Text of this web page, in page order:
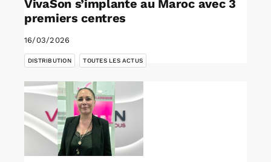
VivaSon s’implante au Maroc avec 3
premiers centres
16/03/2026
DISTRIBUTION TOUTES LES ACTUS